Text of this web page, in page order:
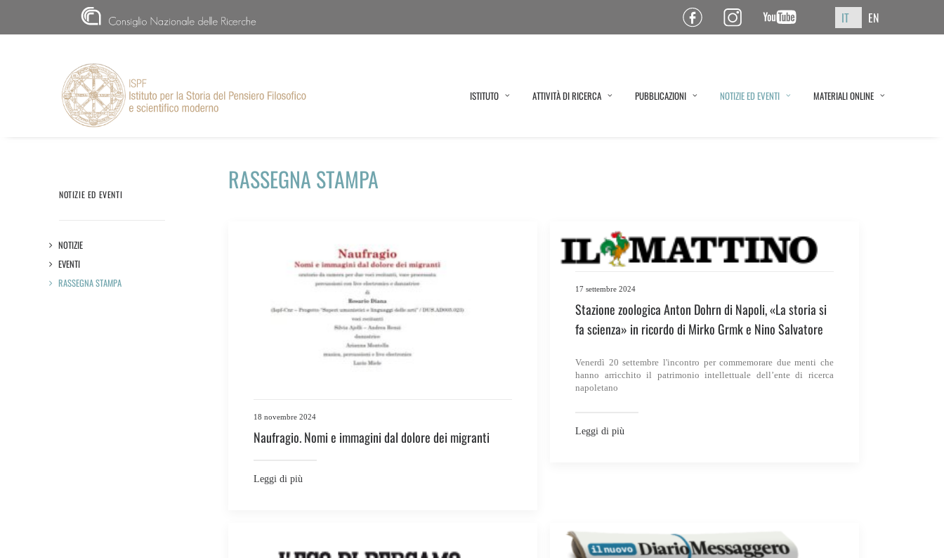
CNR Pagina Facebook ISPFPagina Instagram ISPFCanale YouTube ISPF IT EN
ISTITUTO ATTIVITÀ DI RICERCA PUBBLICAZIONI NOTIZIE ED EVENTI MATERIALI ONLINE
NOTIZIE ED EVENTI
NOTIZIE
EVENTI
RASSEGNA STAMPA
RASSEGNA STAMPA
18 novembre 2024
Naufragio. Nomi e immagini dal dolore dei migranti
Leggi di più
17 settembre 2024
Stazione zoologica Anton Dohrn di Napoli, «La storia si
fa scienza» in ricordo di Mirko Grmk e Nino Salvatore
Venerdì 20 settembre l'incontro per commemorare due menti che
hanno arricchito il patrimonio intellettuale dell’ente di ricerca
napoletano
Leggi di più